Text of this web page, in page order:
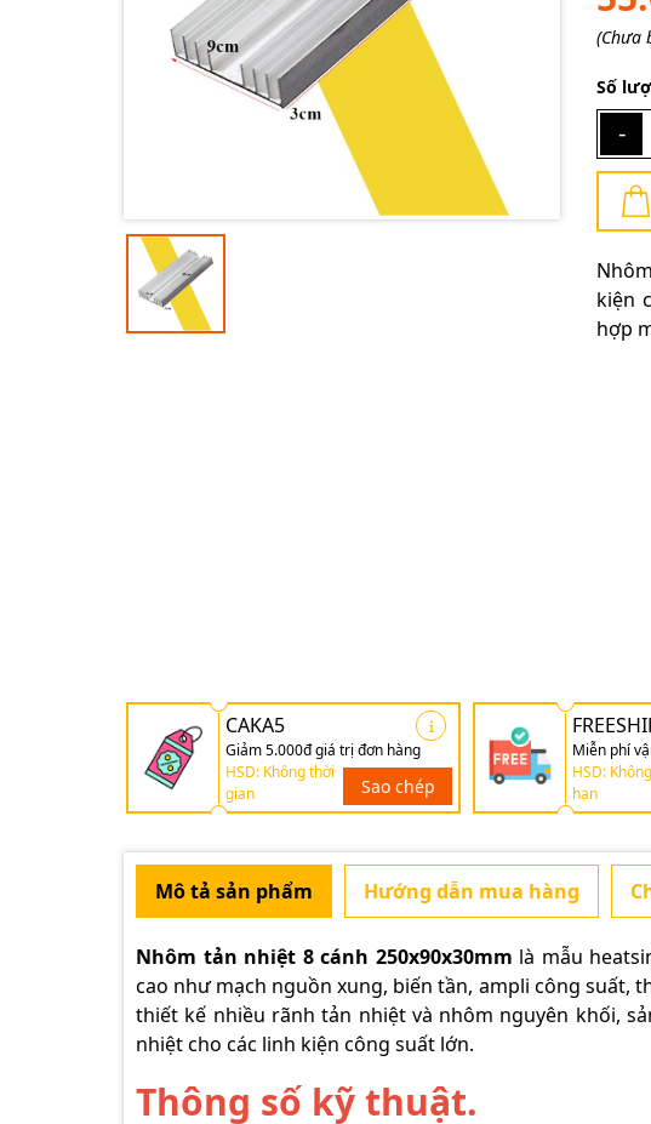
(Chưa
Số
-
kiện
hợp
CAKA5
Giảm 5.000đ giá trị đơn hàng
HSD: Không thời
gian
Sao chép
Miễn phí
HSD:
hạn
Điều kiện:
Mô tả sản phẩm Hướng dẫn mua hàng
Nhôm tản nhiệt 8 cánh 250x90x30mm là mẫu
cao như mạch nguồn xung, biến tần, ampli công suất,
thiết kế nhiều rãnh tản nhiệt và nhôm nguyên khối,
nhiệt cho các linh kiện công suất lớn.
Thông số kỹ thuật.